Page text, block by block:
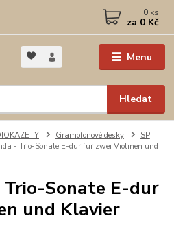
Menu
Hledat
0 ks
za 0 Kč
Gramofonové desky
SP
- Trio-Sonate E-dur für zwei Violinen und
Sonate E-dur
und Klavier